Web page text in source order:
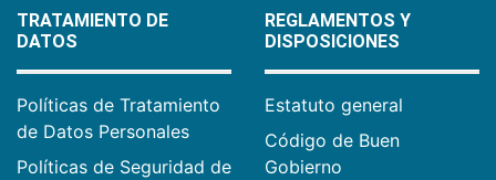
TRATAMIENTO DE
DATOS
Políticas de Tratamiento
de Datos Personales
Políticas de Seguridad de
REGLAMENTOS Y
DISPOSICIONES
Estatuto general
Código de Buen
Gobierno